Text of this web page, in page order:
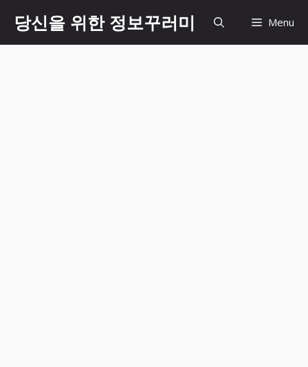
content
당신을 위한 정보꾸러미 Menu